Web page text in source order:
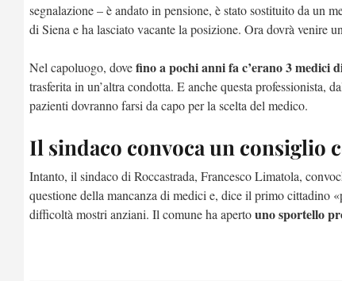
segnalazione – è andato in pensione, è stato sostituito da un
di Siena e ha lasciato vacante la posizione. Ora dovrà venire
Nel capoluogo, dovefino a pochi anni fa c’erano 3 medici
trasferita in un’altra condotta. E anche questa professionista,
pazienti dovranno farsi da capo per la scelta del medico.
Il sindaco convoca un consiglio
Intanto, il sindaco di Roccastrada, Francesco Limatola,
questione della mancanza di medici e, dice il primo cittadino
difficoltà mostri anziani. Il comune ha apertouno sportello